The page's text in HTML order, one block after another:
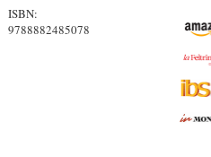
ISBN:
9788882485078